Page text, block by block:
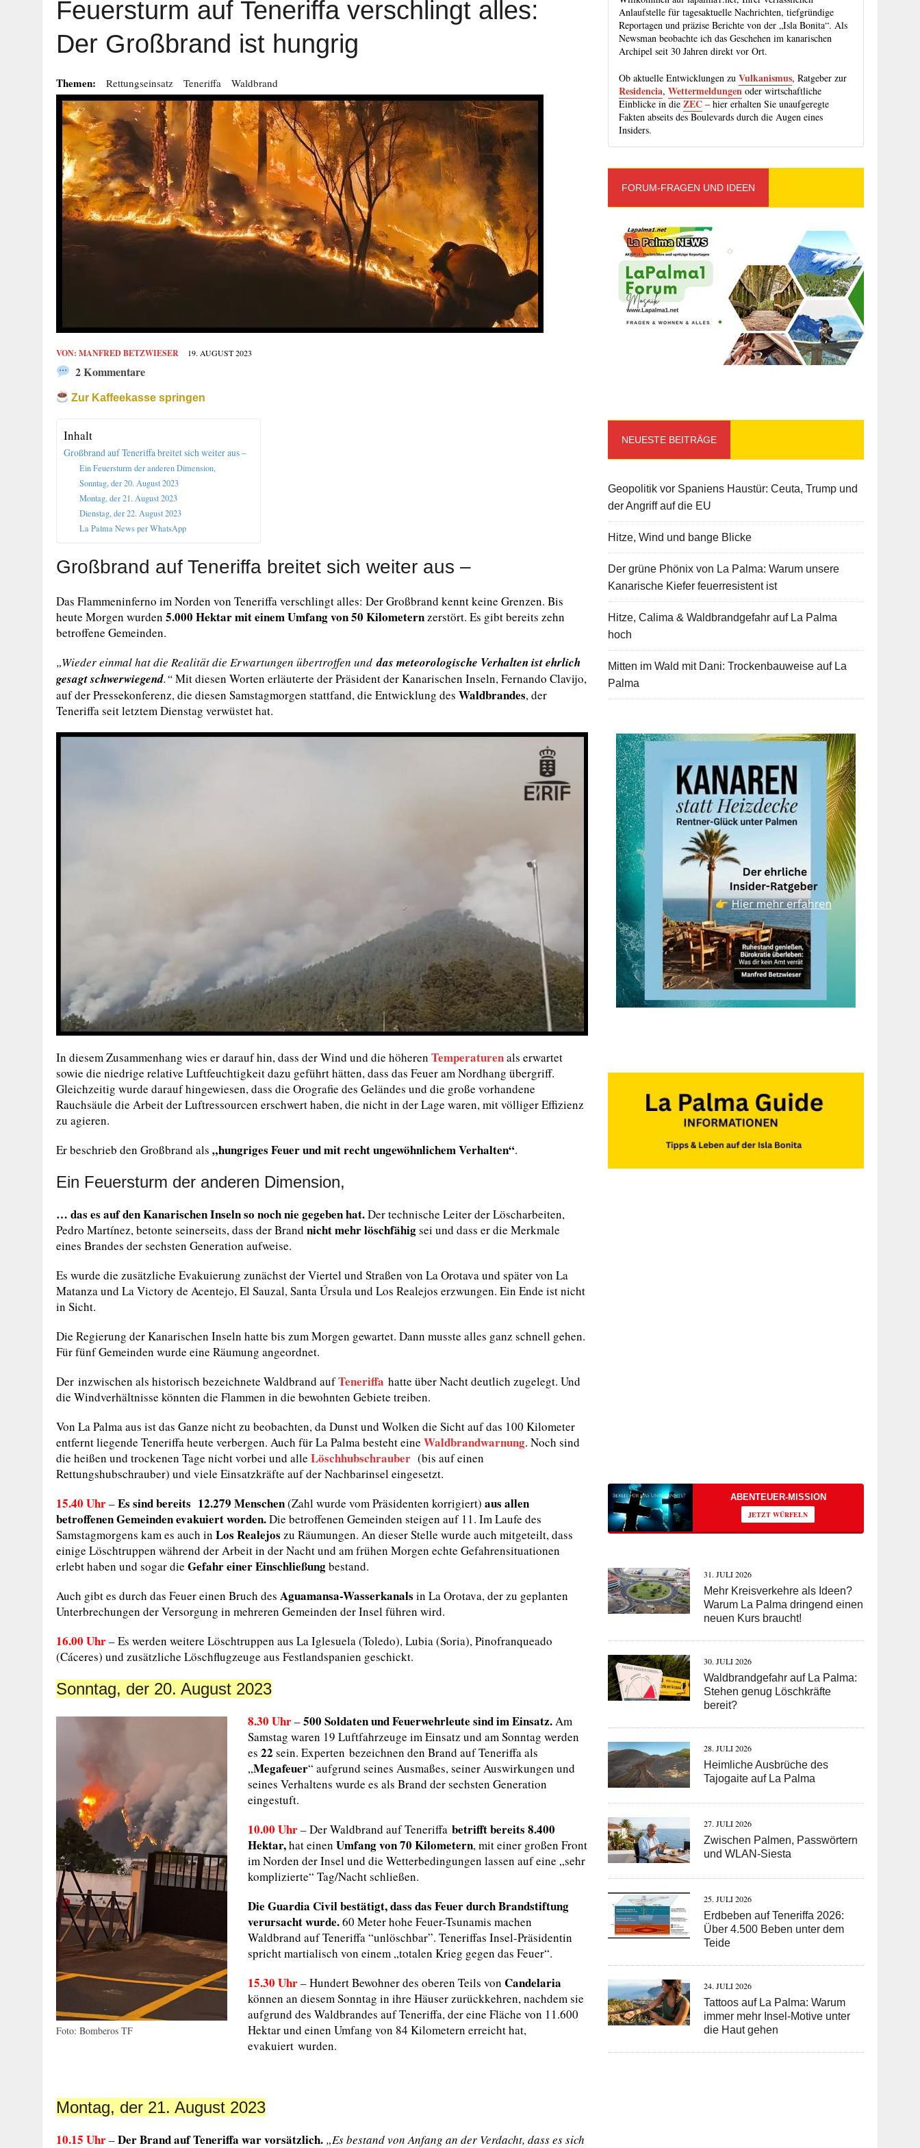
Feuersturm auf Teneriffa verschlingt alles:
Der Großbrand ist hungrig
Themen: Rettungseinsatz Teneriffa Waldbrand
VON: MANFRED BETZWIESER 19. AUGUST 2023
2 Kommentare
Zur Kaffeekasse springen
Inhalt
Großbrand auf Teneriffa breitet sich weiter aus –
Ein Feuersturm der anderen Dimension,
Sonntag, der 20. August 2023
Montag, der 21. August 2023
Dienstag, der 22. August 2023
La Palma News per WhatsApp
Großbrand auf Teneriffa breitet sich weiter aus –
Das Flammeninferno im Norden von Teneriffa verschlingt alles: Der Großbrand kennt keine Grenzen. Bis
heute Morgen wurden 5.000 Hektar mit einem Umfang von 50 Kilometernzerstört. Es gibt bereits zehn
betroffene Gemeinden.
„Wieder einmal hat die Realität die Erwartungen übertroffen unddas meteorologische Verhalten ist ehrlich
gesagt schwerwiegend.“Mit diesen Worten erläuterte der Präsident der Kanarischen Inseln, Fernando Clavijo,
auf der Pressekonferenz, die diesen Samstagmorgen stattfand, die Entwicklung des Waldbrandes, der
Teneriffa seit letztem Dienstag verwüstet hat.
In diesem Zusammenhang wies er darauf hin, dass der Wind und die höheren Temperaturenals erwartet
sowie die niedrige relative Luftfeuchtigkeit dazu geführt hätten, dass das Feuer am Nordhang übergriff.
Gleichzeitig wurde darauf hingewiesen, dass die Orografie des Geländes und die große vorhandene
Rauchsäule die Arbeit der Luftressourcen erschwert haben, die nicht in der Lage waren, mit völliger Effizienz
zu agieren.
Er beschrieb den Großbrand als „hungriges Feuer und mit recht ungewöhnlichem Verhalten“.
Ein Feuersturm der anderen Dimension,
… das es auf den Kanarischen Inseln so noch nie gegeben hat.Der technische Leiter der Löscharbeiten,
Pedro Martínez, betonte seinerseits, dass der Brand nicht mehr löschfähigsei und dass er die Merkmale
eines Brandes der sechsten Generation aufweise.
Es wurde die zusätzliche Evakuierung zunächst der Viertel und Straßen von La Orotava und später von La
Matanza und La Victory de Acentejo, El Sauzal, Santa Úrsula und Los Realejos erzwungen. Ein Ende ist nicht
in Sicht.
Die Regierung der Kanarischen Inseln hatte bis zum Morgen gewartet. Dann musste alles ganz schnell gehen.
Für fünf Gemeinden wurde eine Räumung angeordnet.
Der inzwischen als historisch bezeichnete Waldbrand aufTeneriffa hatte über Nacht deutlich zugelegt. Und
die Windverhältnisse könnten die Flammen in die bewohnten Gebiete treiben.
Von La Palma aus ist das Ganze nicht zu beobachten, da Dunst und Wolken die Sicht auf das 100 Kilometer
entfernt liegende Teneriffa heute verbergen. Auch für La Palma besteht eine Waldbrandwarnung. Noch sind
die heißen und trockenen Tage nicht vorbei und alle Löschhubschrauber (bis auf einen
Rettungshubschrauber) und viele Einsatzkräfte auf der Nachbarinsel eingesetzt.
15.40 Uhr–Es sindbereits 12.279 Menschen(Zahl wurde vom Präsidenten korrigiert) aus allen
betroffenen Gemeinden evakuiert worden.Die betroffenen Gemeinden steigen auf 11. Im Laufe des
Samstagmorgens kam es auch in Los Realejos zu Räumungen. An dieser Stelle wurde auch mitgeteilt, dass
einige Löschtruppen während der Arbeit in der Nacht und am frühen Morgen echte Gefahrensituationen
erlebt haben und sogar die Gefahr einer Einschließungbestand.
Auch gibt es durch das Feuer einen Bruch des Aguamansa-Wasserkanals in La Orotava, der zu geplanten
Unterbrechungen der Versorgung in mehreren Gemeinden der Insel führen wird.
16.00 Uhr– Es werden weitere Löschtruppen aus La Iglesuela (Toledo), Lubia (Soria), Pinofranqueado
(Cáceres) und zusätzliche Löschflugzeuge aus Festlandspanien geschickt.
Sonntag, der 20. August 2023
Foto: Bomberos TF
8.30 Uhr–500 Soldaten und Feuerwehrleute sind im Einsatz.Am
Samstag waren 19 Luftfahrzeuge im Einsatz und am Sonntag werden
es 22 sein. Experten bezeichnen den Brand auf Teneriffa als
„Megafeuer“ aufgrund seines Ausmaßes, seiner Auswirkungen und
seines Verhaltens wurde es als Brand der sechsten Generation
eingestuft.
10.00 Uhr– Der Waldbrand auf Teneriffa betrifft bereits 8.400
Hektar,hat einen Umfang von 70 Kilometern, mit einer großen Front
im Norden der Insel und die Wetterbedingungen lassen auf eine „sehr
komplizierte“ Tag/Nacht schließen.
Die Guardia Civil bestätigt, dass das Feuer durch Brandstiftung
verursacht wurde.60 Meter hohe Feuer-Tsunamis machen
Waldbrand auf Teneriffa “unlöschbar”. Teneriffas Insel-Präsidentin
spricht martialisch von einem „totalen Krieg gegen das Feuer“.
15.30 Uhr– Hundert Bewohner des oberen Teils von Candelaria
können an diesem Sonntag in ihre Häuser zurückkehren, nachdem sie
aufgrund des Waldbrandes auf Teneriffa, der eine Fläche von 11.600
Hektar und einen Umfang von 84 Kilometern erreicht hat,
evakuiert wurden.
Montag, der 21. August 2023
10.15 Uhr–Der Brand auf Teneriffa war vorsätzlich. „Es bestand von Anfang an der Verdacht, dass es sich
Anlaufstelle für tagesaktuelle Nachrichten, tiefgründige
Reportagen und präzise Berichte von der „Isla Bonita“. Als
Newsman beobachte ich das Geschehen im kanarischen
Archipel seit 30 Jahren direkt vor Ort.
Ob aktuelle Entwicklungen zuVulkanismus, Ratgeber zur
Residencia,Wettermeldungen oder wirtschaftliche
Einblicke in dieZEC – hier erhalten Sie unaufgeregte
Fakten abseits des Boulevards durch die Augen eines
Insiders.
FORUM-FRAGEN UND IDEEN
NEUESTE BEITRÄGE
Geopolitik vor Spaniens Haustür: Ceuta, Trump und
der Angriff auf die EU
Hitze, Wind und bange Blicke
Der grüne Phönix von La Palma: Warum unsere
Kanarische Kiefer feuerresistent ist
Hitze, Calima & Waldbrandgefahr auf La Palma
hoch
Mitten im Wald mit Dani: Trockenbauweise auf La
Palma
ABENTEUER-MISSION
JETZT WÜRFELN
31. JULI 2026
Mehr Kreisverkehre als Ideen?
Warum La Palma dringend einen
neuen Kurs braucht!
30. JULI 2026
Waldbrandgefahr auf La Palma:
Stehen genug Löschkräfte
bereit?
28. JULI 2026
Heimliche Ausbrüche des
Tajogaite auf La Palma
27. JULI 2026
Zwischen Palmen, Passwörtern
und WLAN-Siesta
25. JULI 2026
Erdbeben auf Teneriffa 2026:
Über 4.500 Beben unter dem
Teide
24. JULI 2026
Tattoos auf La Palma: Warum
immer mehr Insel-Motive unter
die Haut gehen